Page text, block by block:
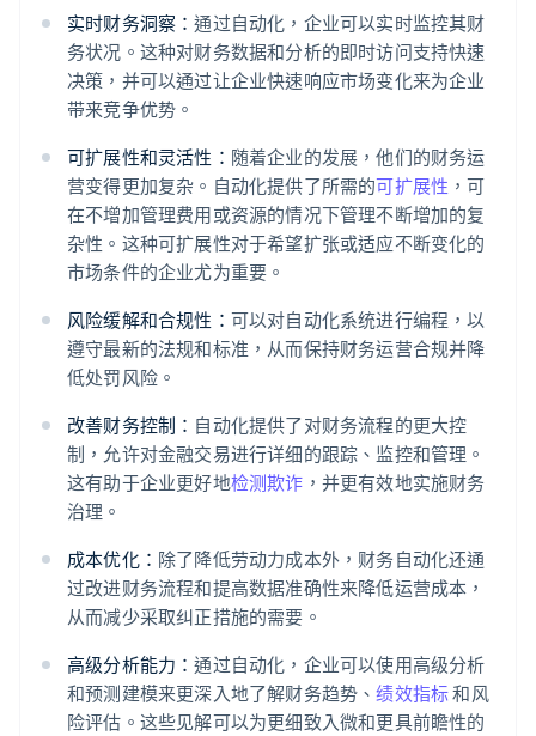
实时财务洞察：通过自动化，企业可以实时监控其财
务状况。这种对财务数据和分析的即时访问支持快速
决策，并可以通过让企业快速响应市场变化来为企业
带来竞争优势。
可扩展性和灵活性： 随着企业的发展，他们的财务运
营变得更加复杂。自动化提供了所需的可扩展性 ，可
在不增加管理费用或资源的情况下管理不断增加的复
杂性。这种可扩展性对于希望扩张或适应不断变化的
市场条件的企业尤为重要。
风险缓解和合规性： 可以对自动化系统进行编程，以
遵守最新的法规和标准，从而保持财务运营合规并降
低处罚风险。
改善财务控制： 自动化提供了对财务流程的更大控
制，允许对金融交易进行详细的跟踪、监控和管理。
这有助于企业更好地检测欺诈 ，并更有效地实施财务
治理。
成本优化： 除了降低劳动力成本外，财务自动化还通
过改进财务流程和提高数据准确性来降低运营成本，
从而减少采取纠正措施的需要。
高级分析能力：通过自动化，企业可以使用高级分析
和预测建模来更深入地了解财务趋势、绩效指标和风
险评估。这些见解可以为更细致入微和更具前瞻性的